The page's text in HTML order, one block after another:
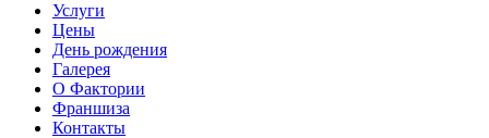
Услуги
Цены
День рождения
Галерея
О Фактории
Франшиза
Контакты